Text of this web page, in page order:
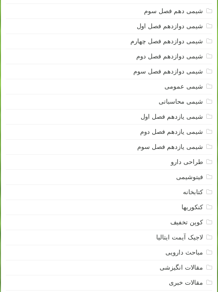
شیمی دهم فصل سوم
شیمی دوازدهم فصل اول
شیمی دوازدهم فصل چهارم
شیمی دوازدهم فصل دوم
شیمی دوازدهم فصل سوم
شیمی عمومی
شیمی محاسباتی
شیمی یازدهم فصل اول
شیمی یازدهم فصل دوم
شیمی یازدهم فصل سوم
طراحی دارو
فیتوشیمی
کتابخانه
کنکوریها
کوپن تخفیف
لاجیک آیمت ایتالیا
مباحث دارویی
مقالات انگیزشی
مقالات خبری